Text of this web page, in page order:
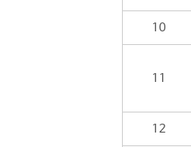
10
11
12